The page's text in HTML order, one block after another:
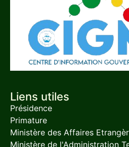
Liens utiles
Présidence
Primature
Ministère des Affaires
Ministère de l'Administration